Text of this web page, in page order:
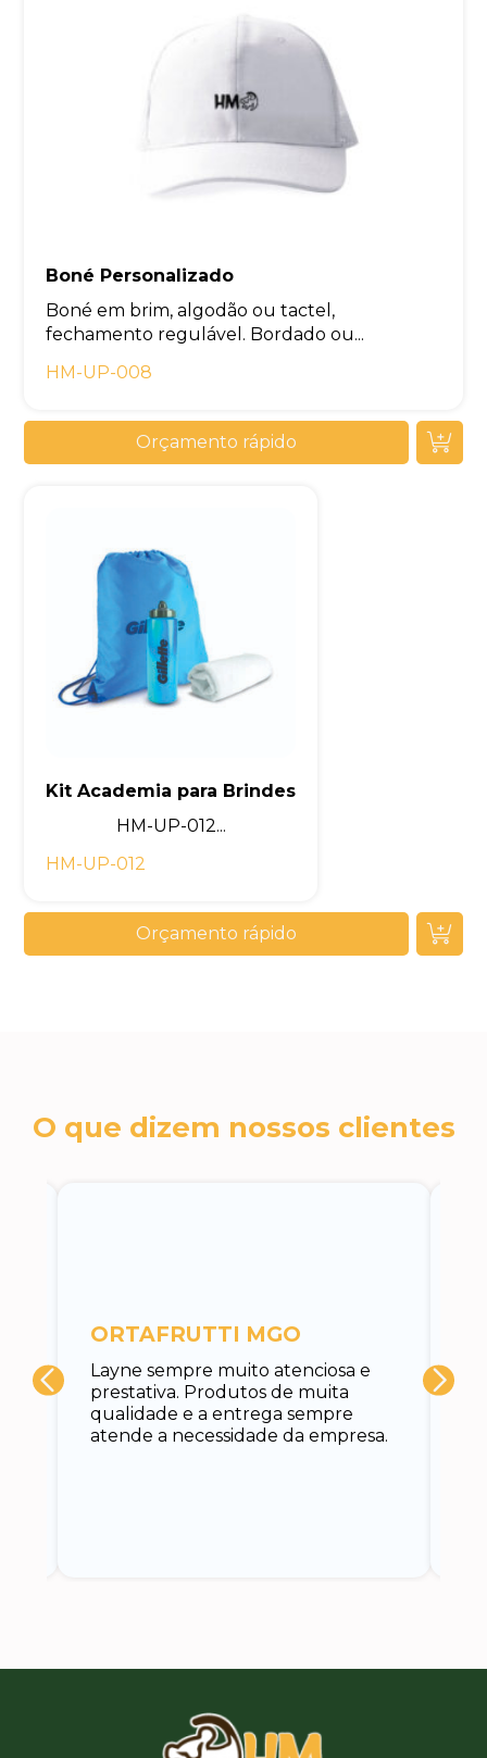
Boné Personalizado
Boné em brim, algodão ou tactel,
fechamento regulável. Bordado ou...
HM-UP-008
Orçamento rápido
Kit Academia para Brindes
HM-UP-012...
HM-UP-012
Orçamento rápido
O que dizem nossos clientes
Layne sempre muito atenciosa e
prestativa. Produtos de muita
qualidade e a entrega sempre
atende a necessidade da empresa.
ORTAFRUTTI MGO